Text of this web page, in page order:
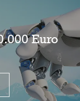
Euro